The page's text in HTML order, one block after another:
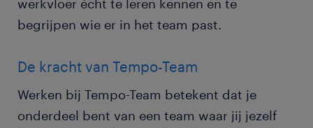
werkvloer écht te leren kennen en te
begrijpen wie er in het team past.
De kracht van Tempo-Team
Werken bij Tempo-Team betekent dat je
onderdeel bent van een team waar jij jezelf